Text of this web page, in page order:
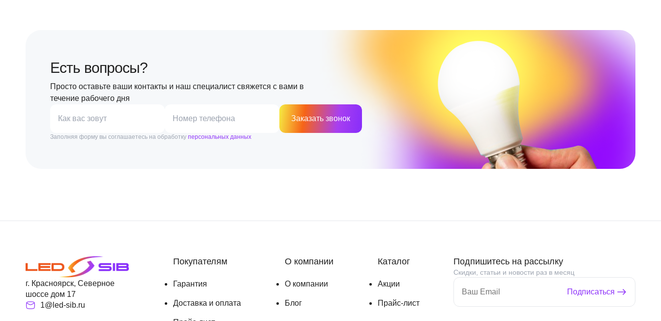
Есть вопросы?
Просто оставьте ваши контакты и наш специалист свяжется с вами в
течение рабочего дня
Как вас зовут Номер телефона Заказать звонок
Заполняя форму вы соглашаетесь на обработку персональных данных
г. Красноярск, Северное
шоссе дом 17
1@led-sib.ru
Покупателям
Гарантия
Доставка и оплата
О компании
О компании
Блог
Каталог
Акции
Прайс-лист
Подпишитесь на рассылку
Скидки, статьи и новости раз в месяц
Подписаться